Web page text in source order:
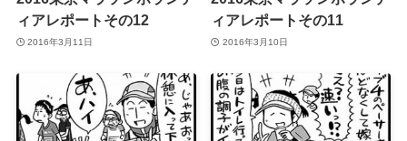
ィアレポートその12
2016年3月11日
ィアレポートその11
2016年3月10日